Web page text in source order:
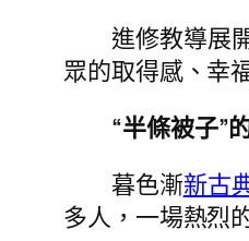
進修教導展
眾的取得感、幸
“半條被子”
暮色漸新古
多人，一場熱烈